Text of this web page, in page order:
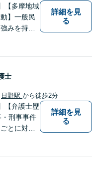
【多摩地域
】一般民
みを持つ
にご相談
相談OK】
詳細を見
る
士
日野駅 から徒歩2分
【弁護士歴
刑事事件
とに対応
詳細を見
る